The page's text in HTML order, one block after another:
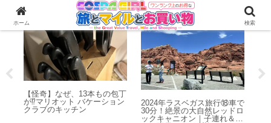
マリオットバケーションクラブ
【怪奇】なぜ、13本もの包丁
が⁉︎マリオット バケーション
クラブのキッチン
海外旅行
2024年ラスベガス旅行⑱車で
30分！絶景の大自然レッドロ
ックキャニオン｜子連れ＆母
ホーム 検索